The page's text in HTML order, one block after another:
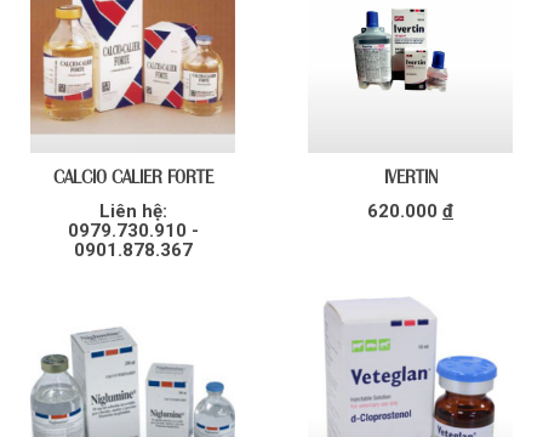
CALCIO CALIER FORTE
Liên hệ:
0979.730.910 -
0901.878.367
IVERTIN
620.000 đ